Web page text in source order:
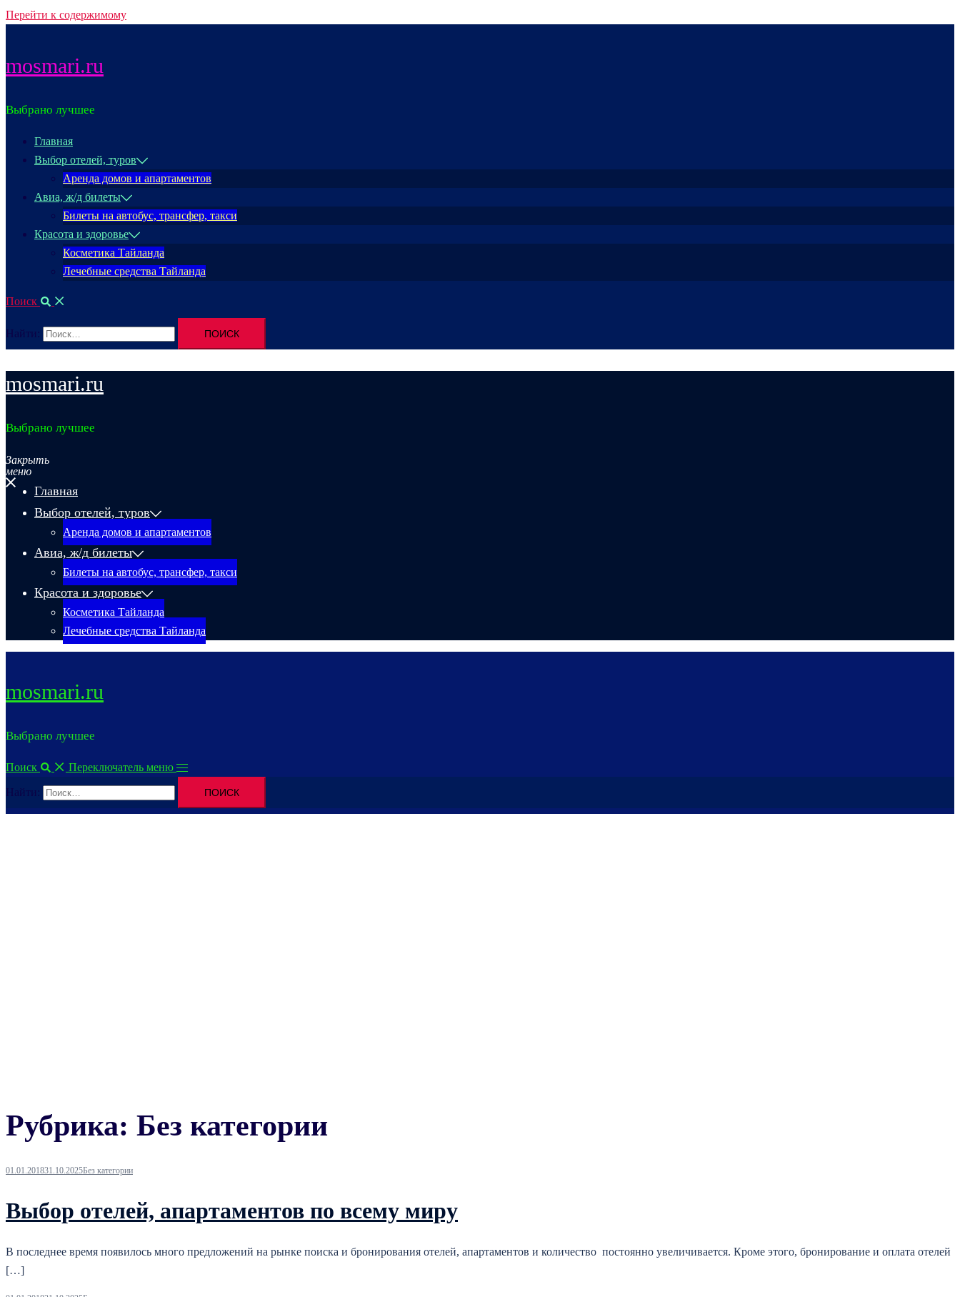
Перейти к содержимому
mosmari.ru
Выбрано лучшее
Главная
Выбор отелей, туров
Аренда домов и апартаментов
Авиа, ж/д билеты
Билеты на автобус, трансфер, такси
Красота и здоровье
Косметика Тайланда
Лечебные средства Тайланда
Поиск
Найти:
mosmari.ru
Выбрано лучшее
Закрыть
меню
Главная
Выбор отелей, туров
Аренда домов и апартаментов
Авиа, ж/д билеты
Билеты на автобус, трансфер, такси
Красота и здоровье
Косметика Тайланда
Лечебные средства Тайланда
mosmari.ru
Выбрано лучшее
Поиск Переключатель меню
Найти:
Рубрика: Без категории
01.01.201831.10.2025Без категории
Выбор отелей, апартаментов по всему миру
В последнее время появилось много предложений на рынке поиска и бронирования отелей, апартаментов и количество постоянно увеличивается. Кроме этого, бронирование и оплата отелей
[…]